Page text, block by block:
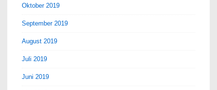
Oktober 2019
September 2019
August 2019
Juli 2019
Juni 2019